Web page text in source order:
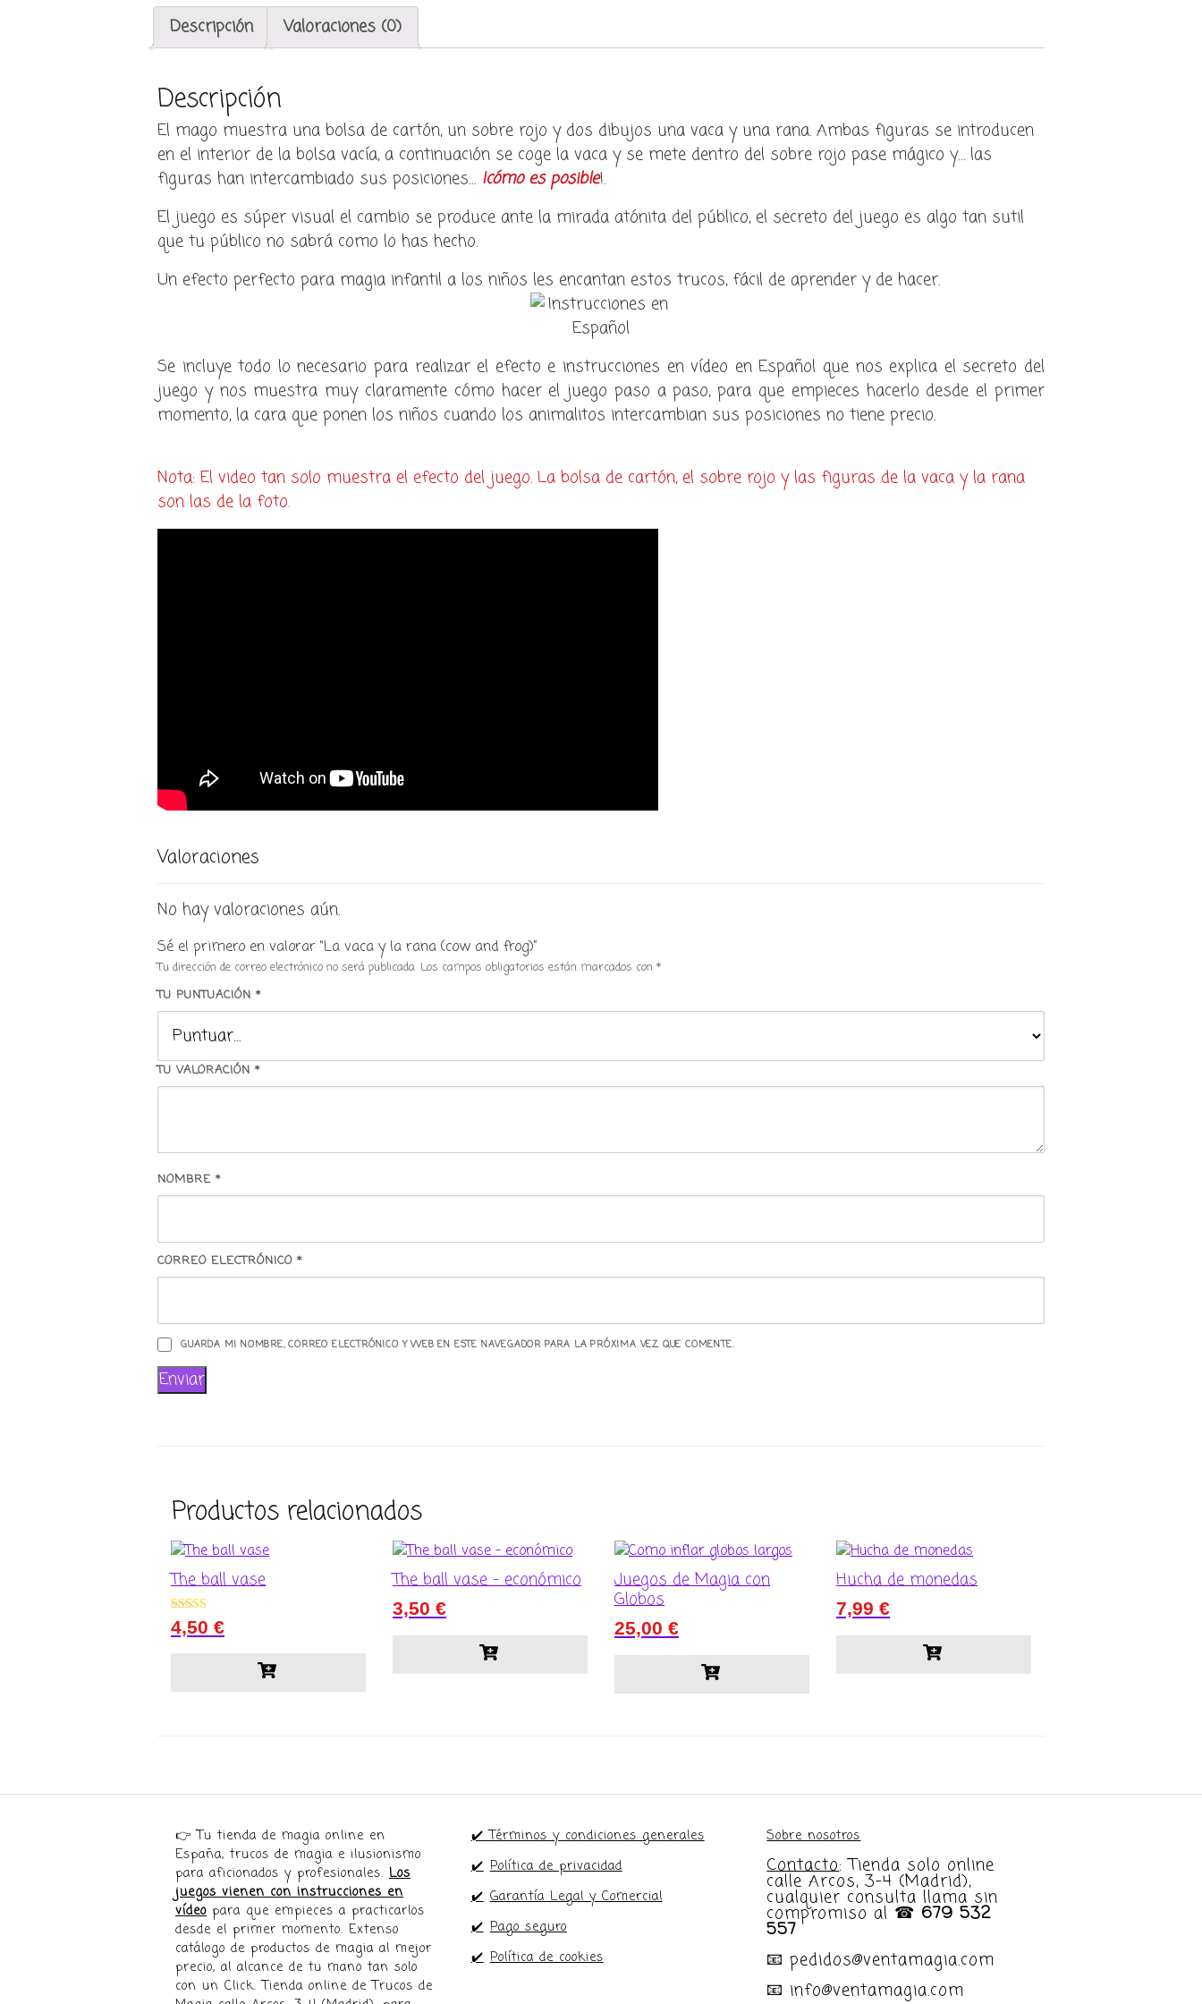
cantidad
Descripción Valoraciones (0)
Descripción
El mago muestra una bolsa de cartón, un sobre rojo y dos dibujos una vaca y una rana. Ambas figuras se introducen
en el interior de la bolsa vacía, a continuación se coge la vaca y se mete dentro del sobre rojo pase mágico y… las
figuras han intercambiado sus posiciones… ¡cómo es posible!.
El juego es súper visual el cambio se produce ante la mirada atónita del público, el secreto del juego es algo tan sutil
que tu público no sabrá como lo has hecho.
Un efecto perfecto para magia infantil a los niños les encantan estos trucos, fácil de aprender y de hacer.
Se incluye todo lo necesario para realizar el efecto e instrucciones en vídeo en Español que nos explica el secreto del
juego y nos muestra muy claramente cómo hacer el juego paso a paso, para que empieces hacerlo desde el primer
momento, la cara que ponen los niños cuando los animalitos intercambian sus posiciones no tiene precio.
Nota: El video tan solo muestra el efecto del juego. La bolsa de cartón, el sobre rojo y las figuras de la vaca y la rana
son las de la foto.
Valoraciones
No hay valoraciones aún.
Sé el primero en valorar “La vaca y la rana (cow and frog)”
Tu dirección de correo electrónico no será publicada. Los campos obligatorios están marcados con *
TU PUNTUACIÓN *
TU VALORACIÓN *
NOMBRE *
CORREO ELECTRÓNICO *
GUARDA MI NOMBRE, CORREO ELECTRÓNICO Y WEB EN ESTE NAVEGADOR PARA LA PRÓXIMA VEZ QUE COMENTE.
Productos relacionados
The ball vase
Valorado con
5.00
4,50 €
The ball vase – económico
3,50 €
Juegos de Magia con
Globos
25,00 €
Hucha de monedas
7,99 €
👉 Tu tienda de magia online en
España, trucos de magia e ilusionismo
para aficionados y profesionales. Los
juegos vienen con instrucciones en
vídeo para que empieces a practicarlos
desde el primer momento. Extenso
catálogo de productos de magia al mejor
precio, al alcance de tu mano tan solo
con un Click. Tienda online de Trucos de
✔️ Términos y condiciones generales
✔️ Política de privacidad
✔️ Garantía Legal y Comercial
✔️ Pago seguro
✔️ Política de cookies
Sobre nosotros
Contacto: Tienda solo online
calle Arcos, 3-4 (Madrid),
cualquier consulta llama sin
compromiso al ☎ 679 532
557
📧 pedidos@ventamagia.com
📧 info@ventamagia.com